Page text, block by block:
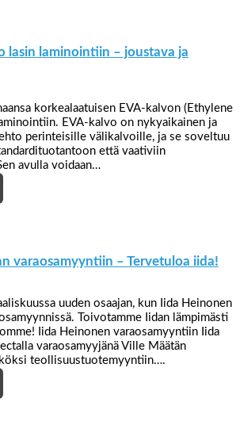
lasin laminointiin – joustava ja
korkealaatuisen EVA-kalvon (Ethylene
EVA-kalvo on nykyaikainen ja
perinteisille välikalvoille, ja se soveltuu
että vaativiin
avulla voidaan…
varaosamyyntiin – Tervetuloa iida!
uuden osaajan, kun Iida Heinonen
Toivotamme Iidan lämpimästi
Iida Heinonen varaosamyyntiin Iida
varaosamyyjänä Ville Määtän
teollisuustuotemyyntiin….